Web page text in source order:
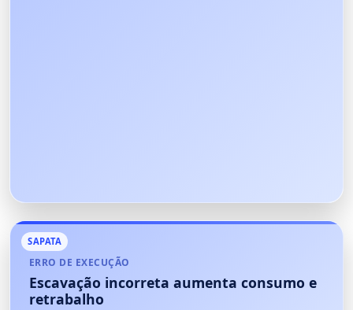
SAPATA
ERRO DE EXECUÇÃO
Escavação incorreta aumenta consumo e
retrabalho